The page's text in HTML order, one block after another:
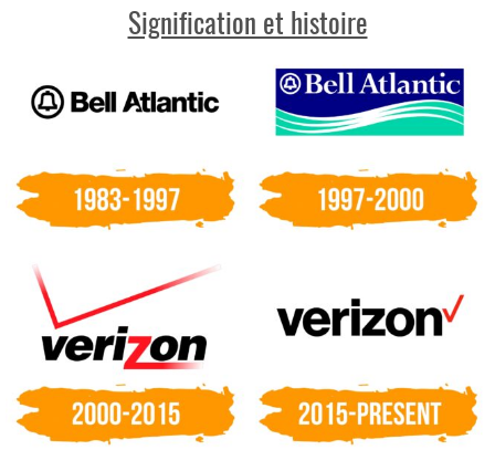
Signification et histoire